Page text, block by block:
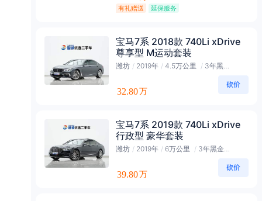
有礼赠送 延保服务
宝马7系 2018款 740Li xDrive
尊享型 M运动套装
潍坊 / 2019年 / 4.5万公里 / 3年黑金会员
32.80万
宝马7系 2019款 740Li xDrive
行政型 豪华套装
潍坊 / 2019年 / 6万公里 / 3年黑金会员
39.80万